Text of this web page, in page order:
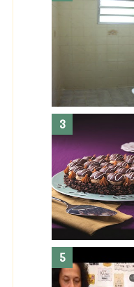
Banheiro novo por
R$300,00 ?? E sem
quebra ??( Editado)